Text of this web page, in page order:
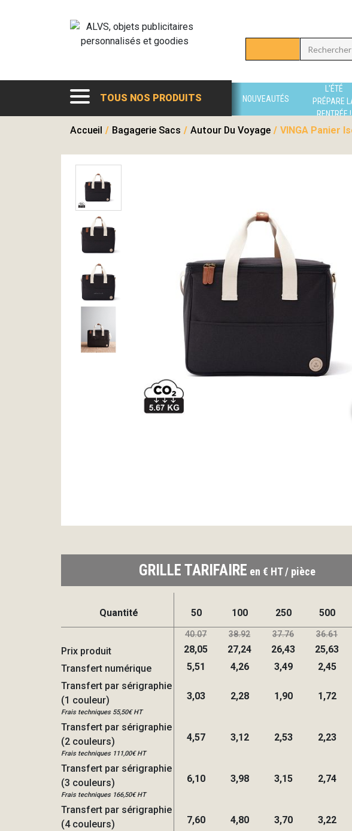
TOUS NOS PRODUITS NOUVEAUTÉS
L'ÉTÉ
PRÉPARE
RENTRÉE !
Accueil / Bagagerie Sacs / Autour Du Voyage / VINGA Panier
GRILLE TARIFAIRE en € HT / pièce
Quantité 50 100 250 500
40.07 38.92 37.76 36.61
Prix produit 28,05 27,24 26,43 25,63
Transfert numérique
5,51 4,26 3,49 2,45
Transfert par sérigraphie
(1 couleur)
Frais techniques 55,50€ HT
3,03 2,28 1,90 1,72
Transfert par sérigraphie
(2 couleurs)
Frais techniques 111,00€ HT
4,57 3,12 2,53 2,23
Transfert par sérigraphie
(3 couleurs)
Frais techniques 166,50€ HT
6,10 3,98 3,15 2,74
Transfert par sérigraphie
(4 couleurs)
7,60 4,80 3,70 3,22